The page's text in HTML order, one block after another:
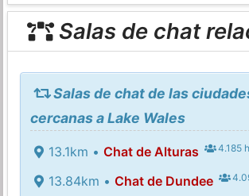
Salas de chat
Salas de chat de las
cercanas a Lake Wales
13.1km • Chat de Alturas 4.185
13.84km • Chat de Dundee